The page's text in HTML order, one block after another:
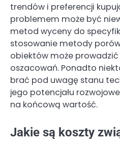
trendów i preferencji
problemem może być
metod wyceny do
stosowanie metody
obiektów może prowadzić
oszacowań. Ponadto
brać pod uwagę stanu
jego potencjału
na końcową wartość.
Jakie są koszty